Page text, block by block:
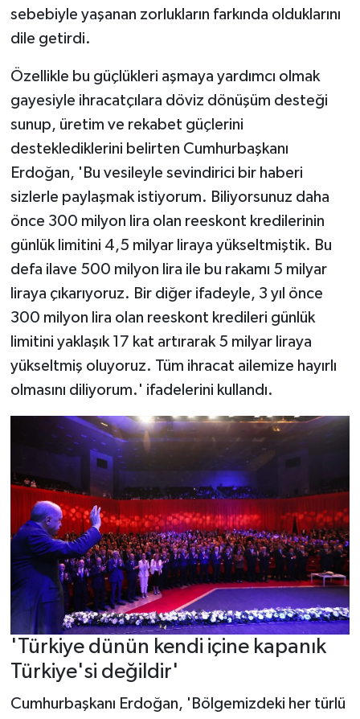
sebebiyle yaşanan zorlukların farkında olduklarını
dile getirdi.
Özellikle bu güçlükleri aşmaya yardımcı olmak
gayesiyle ihracatçılara döviz dönüşüm desteği
sunup, üretim ve rekabet güçlerini
desteklediklerini belirten Cumhurbaşkanı
Erdoğan, 'Bu vesileyle sevindirici bir haberi
sizlerle paylaşmak istiyorum. Biliyorsunuz daha
önce 300 milyon lira olan reeskont kredilerinin
günlük limitini 4,5 milyar liraya yükseltmiştik. Bu
defa ilave 500 milyon lira ile bu rakamı 5 milyar
liraya çıkarıyoruz. Bir diğer ifadeyle, 3 yıl önce
300 milyon lira olan reeskont kredileri günlük
limitini yaklaşık 17 kat artırarak 5 milyar liraya
yükseltmiş oluyoruz. Tüm ihracat ailemize hayırlı
olmasını diliyorum.' ifadelerini kullandı.
'Türkiye dünün kendi içine kapanık
Türkiye'si değildir'
Cumhurbaşkanı Erdoğan, 'Bölgemizdeki her türlü